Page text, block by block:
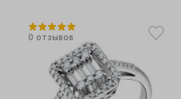
0 отзывов